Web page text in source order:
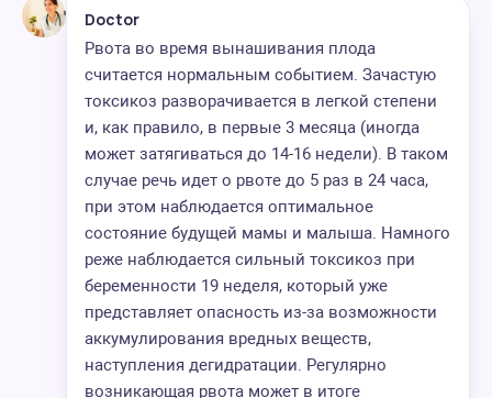
Doctor
Рвота во время вынашивания плода
считается нормальным событием. Зачастую
токсикоз разворачивается в легкой степени
и, как правило, в первые 3 месяца (иногда
может затягиваться до 14-16 недели). В таком
случае речь идет о рвоте до 5 раз в 24 часа,
при этом наблюдается оптимальное
состояние будущей мамы и малыша. Намного
реже наблюдается сильный токсикоз при
беременности 19 неделя, который уже
представляет опасность из-за возможности
аккумулирования вредных веществ,
наступления дегидратации. Регулярно
возникающая рвота может в итоге